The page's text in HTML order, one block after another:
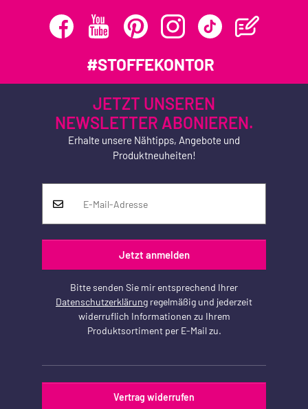
#STOFFEKONTOR
JETZT UNSEREN
NEWSLETTER ABONIEREN.
Erhalte unsere Nähtipps, Angebote und
Produktneuheiten!
Jetzt anmelden
Bitte senden Sie mir entsprechend Ihrer
Datenschutzerklärung regelmäßig und jederzeit
widerruflich Informationen zu Ihrem
Produktsortiment per E-Mail zu.
Vertrag widerrufen